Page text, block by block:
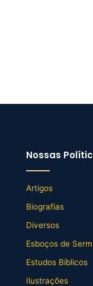
Nossas
Artigos
Biografias
Diversos
Esboços de
Estudos Bíblicos
Ilustrações